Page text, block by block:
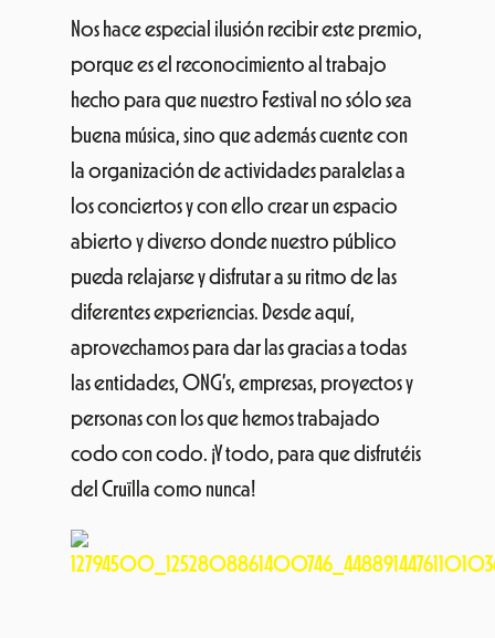
Nos hace especial ilusión recibir este premio,
porque es el reconocimiento al trabajo
hecho para que nuestro Festival no sólo sea
buena música, sino que además cuente con
la organización de actividades paralelas a
los conciertos y con ello crear un espacio
abierto y diverso donde nuestro público
pueda relajarse y disfrutar a su ritmo de las
diferentes experiencias. Desde aquí,
aprovechamos para dar las gracias a todas
las entidades, ONG’s, empresas, proyectos y
personas con los que hemos trabajado
codo con codo. ¡Y todo, para que disfrutéis
del Cruïlla como nunca!